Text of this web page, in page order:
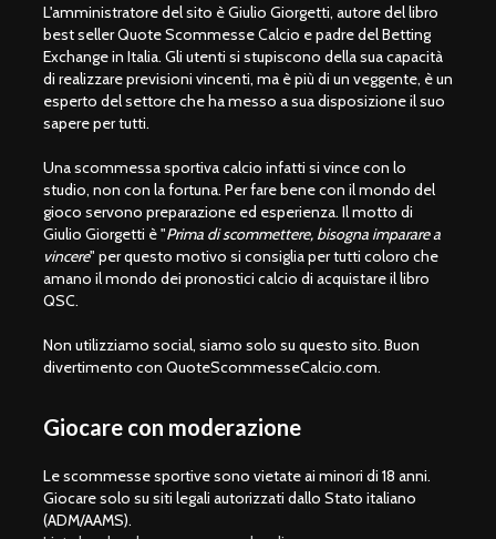
L'amministratore del sito è Giulio Giorgetti, autore del libro
best seller Quote Scommesse Calcio e padre del Betting
Exchange in Italia. Gli utenti si stupiscono della sua capacità
di realizzare previsioni vincenti, ma è più di un veggente, è un
esperto del settore che ha messo a sua disposizione il suo
sapere per tutti.
Una scommessa sportiva calcio infatti si vince con lo
studio, non con la fortuna. Per fare bene con il mondo del
gioco servono preparazione ed esperienza. Il motto di
Giulio Giorgetti è "Prima di scommettere, bisogna imparare a
vincere" per questo motivo si consiglia per tutti coloro che
amano il mondo dei pronostici calcio di acquistare il libro
QSC.
Non utilizziamo social, siamo solo su questo sito. Buon
divertimento con QuoteScommesseCalcio.com.
Giocare con moderazione
Le scommesse sportive sono vietate ai minori di 18 anni.
Giocare solo su siti legali autorizzati dallo Stato italiano
(ADM/AAMS).